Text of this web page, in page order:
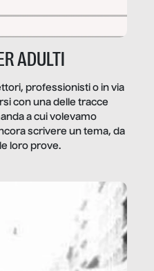
ADULTI
professionisti o in via
con una delle tracce
a cui volevamo
scrivere un tema, da
loro prove.